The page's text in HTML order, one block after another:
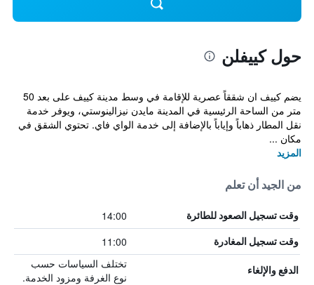
حول كييفلن
يضم كييف ان شققاً عصرية للإقامة في وسط مدينة كييف على بعد 50
متر من الساحة الرئيسية في المدينة مايدن نيزالينوستي، ويوفر خدمة
نقل المطار ذهاباً وإياباً بالإضافة إلى خدمة الواي فاي. تحتوي الشقق في
مكان ...
المزيد
من الجيد أن تعلم
وقت تسجيل الصعود للطائرة 14:00
وقت تسجيل المغادرة 11:00
الدفع والإلغاء
تختلف السياسات حسب
نوع الغرفة ومزود الخدمة.